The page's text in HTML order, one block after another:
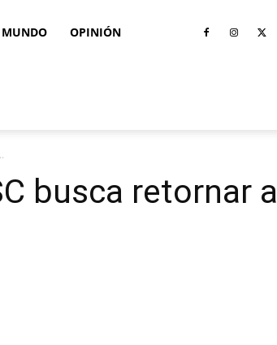
MUNDO OPINIÓN
busca retornar al